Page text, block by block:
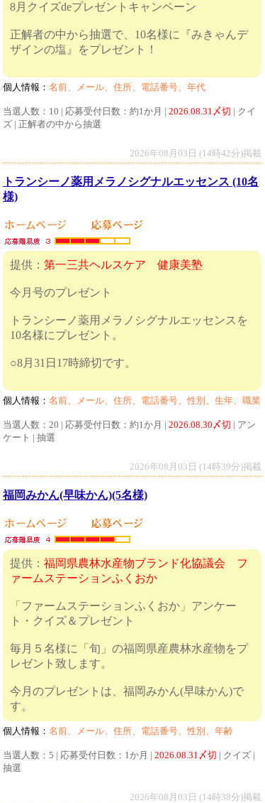
8月クイズdeプレゼントキャンペーン
正解者の中から抽選で、10名様に『みきゃんデ
ザインの塩』をプレゼント！
個人情報： 名前、メール、住所、電話番号、年代
当選人数：10 | 応募受付日数：約1か月 | 2026.08.31〆切 | クイ
ズ | 正解者の中から抽選
2026年08月03日 (14時42分)掲載
トランシーノ薬用メラノシグナルエッセンス (10名
様)
提供： 第一三共ヘルスケア 健康美塾
今月号のプレゼント
トランシーノ薬用メラノシグナルエッセンスを
10名様にプレゼント。
○8月31日17時締切です。
個人情報： 名前、メール、住所、電話番号、性別、生年、職業
当選人数：20 | 応募受付日数：約1か月 | 2026.08.30〆切 | アン
ケート | 抽選
2026年08月03日 (14時39分)掲載
福岡みかん(早味かん)(5名様)
提供： 福岡県農林水産物ブランド化協議会 フ
ァームステーションふくおか
「ファームステーションふくおか」アンケー
ト・クイズ＆プレゼント
毎月５名様に「旬」の福岡県産農林水産物をプ
レゼント致します。
今月のプレゼントは、福岡みかん(早味かん)で
す。
個人情報： 名前、メール、住所、電話番号、性別、年齢
当選人数：5 | 応募受付日数：1か月 | 2026.08.31〆切 | クイズ |
抽選
2026年08月03日 (14時38分)掲載